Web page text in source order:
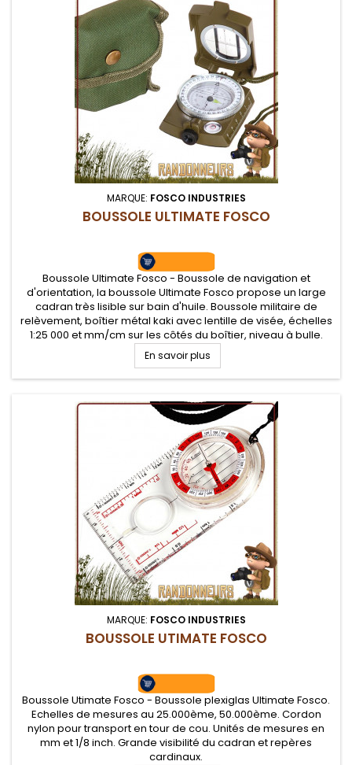
MARQUE: FOSCO INDUSTRIES
BOUSSOLE ULTIMATE FOSCO
Boussole Ultimate Fosco - Boussole de navigation et
d'orientation, la boussole Ultimate Fosco propose un large
cadran très lisible sur bain d'huile. Boussole militaire de
relèvement, boîtier métal kaki avec lentille de visée, échelles
1:25 000 et mm/cm sur les côtés du boîtier, niveau à bulle.
En savoir plus
MARQUE: FOSCO INDUSTRIES
BOUSSOLE UTIMATE FOSCO
Boussole Utimate Fosco - Boussole plexiglas Ultimate Fosco.
Echelles de mesures au 25.000ème, 50.000ème. Cordon
nylon pour transport en tour de cou. Unités de mesures en
mm et 1/8 inch. Grande visibilité du cadran et repères
cardinaux.